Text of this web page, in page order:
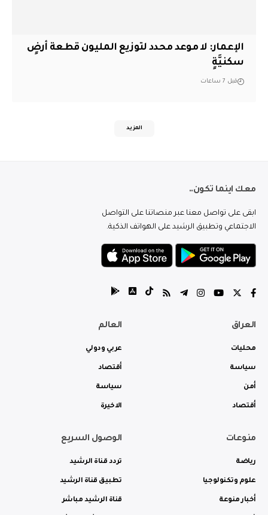
الإعمار: لا موعد محدد لتوزيع المليون قطعة أرضٍ
سكنيَّةٍ
قبل 7 ساعات
المزيد
معك اينما تكون..
ابقى على تواصل معنا عبر منصاتنا على التواصل
الاجتماعي وتطبيق الرشيد على الهواتف الذكية.
العراق
محليات
سياسة
أمن
أقتصاد
العالم
عربي ودولي
أقتصاد
سياسة
الاخيرة
منوعات
رياضة
علوم وتكنولوجيا
أخبار منوعة
الوصول السريع
تردد قناة الرشيد
تطبيق قناة الرشيد
قناة الرشيد مباشر